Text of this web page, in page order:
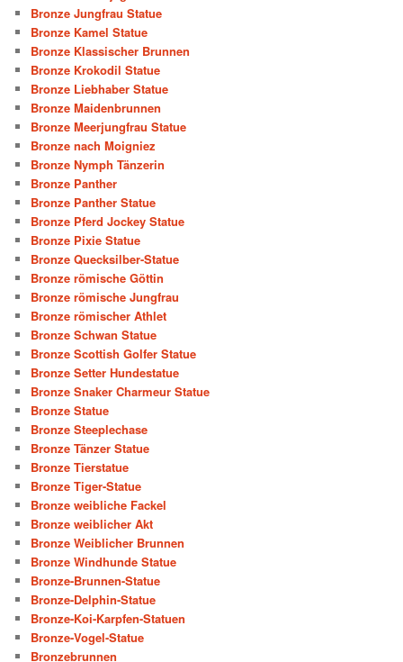
Bronze Jungfrau Statue
Bronze Kamel Statue
Bronze Klassischer Brunnen
Bronze Krokodil Statue
Bronze Liebhaber Statue
Bronze Maidenbrunnen
Bronze Meerjungfrau Statue
Bronze nach Moigniez
Bronze Nymph Tänzerin
Bronze Panther
Bronze Panther Statue
Bronze Pferd Jockey Statue
Bronze Pixie Statue
Bronze Quecksilber-Statue
Bronze römische Göttin
Bronze römische Jungfrau
Bronze römischer Athlet
Bronze Schwan Statue
Bronze Scottish Golfer Statue
Bronze Setter Hundestatue
Bronze Snaker Charmeur Statue
Bronze Statue
Bronze Steeplechase
Bronze Tänzer Statue
Bronze Tierstatue
Bronze Tiger-Statue
Bronze weibliche Fackel
Bronze weiblicher Akt
Bronze Weiblicher Brunnen
Bronze Windhunde Statue
Bronze-Brunnen-Statue
Bronze-Delphin-Statue
Bronze-Koi-Karpfen-Statuen
Bronze-Vogel-Statue
Bronzebrunnen